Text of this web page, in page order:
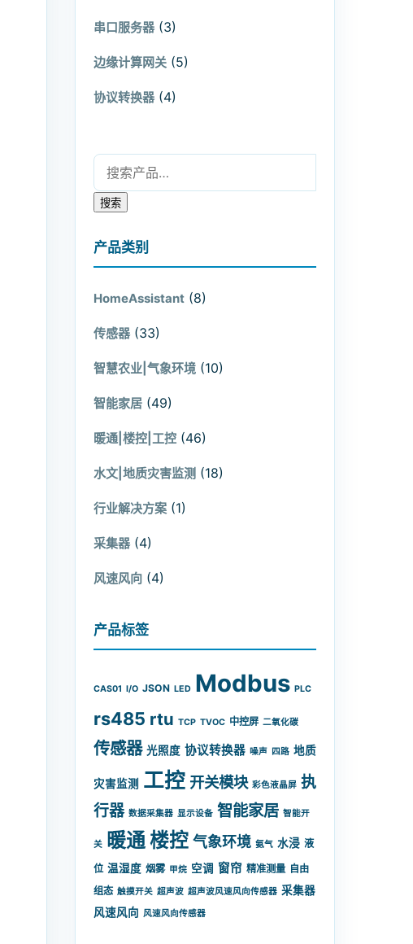
串口服务器 (3)
边缘计算网关 (5)
协议转换器 (4)
搜索：
搜索
产品类别
HomeAssistant (8)
传感器 (33)
智慧农业|气象环境 (10)
智能家居 (49)
暖通|楼控|工控 (46)
水文|地质灾害监测 (18)
行业解决方案 (1)
采集器 (4)
风速风向 (4)
产品标签
CAS01 I/O JSON LED Modbus PLC
rs485 rtu TCP TVOC 中控屏 二氧化碳
传感器 光照度 协议转换器 噪声 四路 地质
灾害监测 工控 开关模块 彩色液晶屏 执
行器 数据采集器 显示设备 智能家居 智能开
关 暖通楼控 气象环境 氨气 水浸 液
位 温湿度 烟雾 甲烷 空调 窗帘 精准测量 自由
组态 触摸开关 超声波 超声波风速风向传感器 采集器
风速风向 风速风向传感器